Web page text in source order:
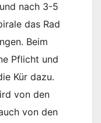
nach 3-5
das Rad
Beim
Pflicht und
Kür dazu.
von den
von den